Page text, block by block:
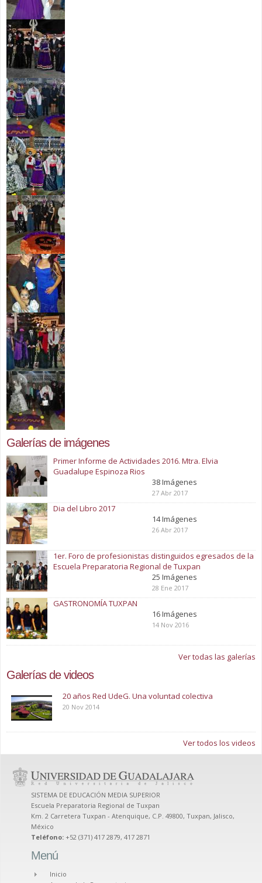
Galerías de imágenes
Primer Informe de Actividades 2016. Mtra. Elvia
Guadalupe Espinoza Rios
38 Imágenes
27 Abr 2017
Dia del Libro 2017
14 Imágenes
26 Abr 2017
1er. Foro de profesionistas distinguidos egresados de la
Escuela Preparatoria Regional de Tuxpan
25 Imágenes
28 Ene 2017
GASTRONOMÍA TUXPAN
16 Imágenes
14 Nov 2016
Ver todas las galerías
Galerías de videos
20 años Red UdeG. Una voluntad colectiva
20 Nov 2014
Ver todos los videos
SISTEMA DE EDUCACIÓN MEDIA SUPERIOR
Escuela Preparatoria Regional de Tuxpan
Km. 2 Carretera Tuxpan - Atenquique, C.P. 49800, Tuxpan, Jalisco,
México
Teléfono: +52 (371) 417 2879, 417 2871
Menú
Inicio